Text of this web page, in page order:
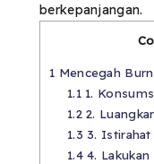
berkepanjangan.
1 Mencegah
1.11.
1.22.
1.3 3. Istirahat
1.44. Lakukan